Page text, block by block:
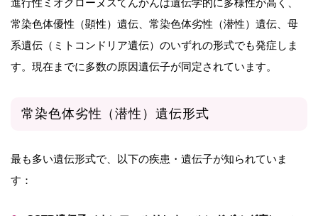
進行性ミオクローヌスてんかんは遺伝学的に多様性が高く、
常染色体優性（顕性）遺伝、常染色体劣性（潜性）遺伝、母
系遺伝（ミトコンドリア遺伝）のいずれの形式でも発症しま
す。現在までに多数の原因遺伝子が同定されています。
常染色体劣性（潜性）遺伝形式
最も多い遺伝形式で、以下の疾患・遺伝子が知られていま
す：